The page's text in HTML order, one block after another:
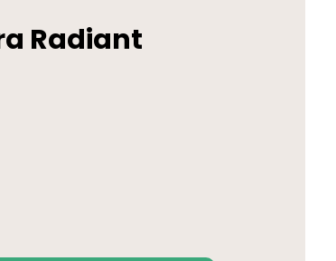
Radiant